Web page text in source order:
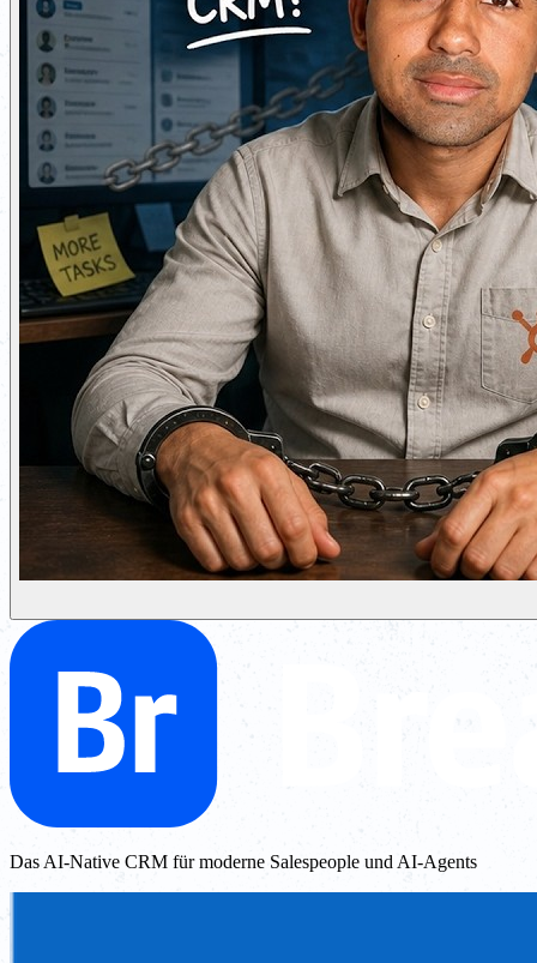
Das AI-Native CRM für moderne Salespeople und AI-Agents